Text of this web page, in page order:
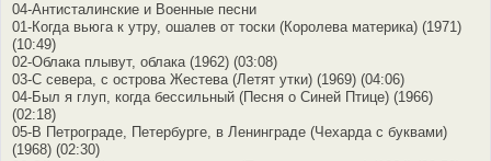
04-Антисталинские и Военные песни
01-Когда вьюга к утру, ошалев от тоски (Королева материка) (1971)
(10:49)
02-Облака плывут, облака (1962) (03:08)
03-С севера, с острова Жестева (Летят утки) (1969) (04:06)
04-Был я глуп, когда бессильный (Песня о Синей Птице) (1966)
(02:18)
05-В Петрограде, Петербурге, в Ленинграде (Чехарда с буквами)
(1968) (02:30)